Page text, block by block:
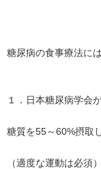
糖尿病の食事療法に
１．日本糖尿病学会
糖質を55～60%摂取
（適度な運動は必須）